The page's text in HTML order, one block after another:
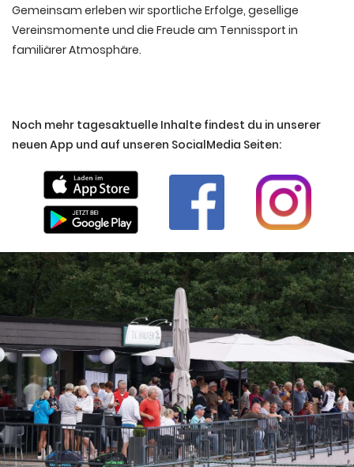
Gemeinsam erleben wir sportliche Erfolge, gesellige
Vereinsmomente und die Freude am Tennissport in
familiärer Atmosphäre.
Noch mehr tagesaktuelle Inhalte findest du in unserer
neuen App und auf unseren SocialMedia Seiten: